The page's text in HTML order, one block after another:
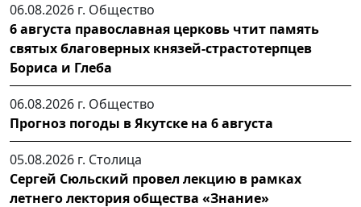
06.08.2026 г. Общество
6 августа православная церковь чтит память
святых благоверных князей-страстотерпцев
Бориса и Глеба
06.08.2026 г. Общество
Прогноз погоды в Якутске на 6 августа
05.08.2026 г. Столица
Сергей Сюльский провел лекцию в рамках
летнего лектория общества «Знание»